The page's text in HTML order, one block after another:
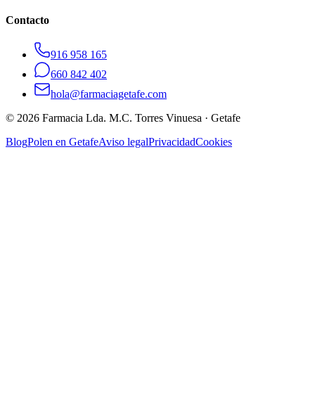
Contacto
916 958 165
660 842 402
hola@farmaciagetafe.com
© 2026 Farmacia Lda. M.C. Torres Vinuesa · Getafe
BlogPolen en GetafeAviso legalPrivacidadCookies